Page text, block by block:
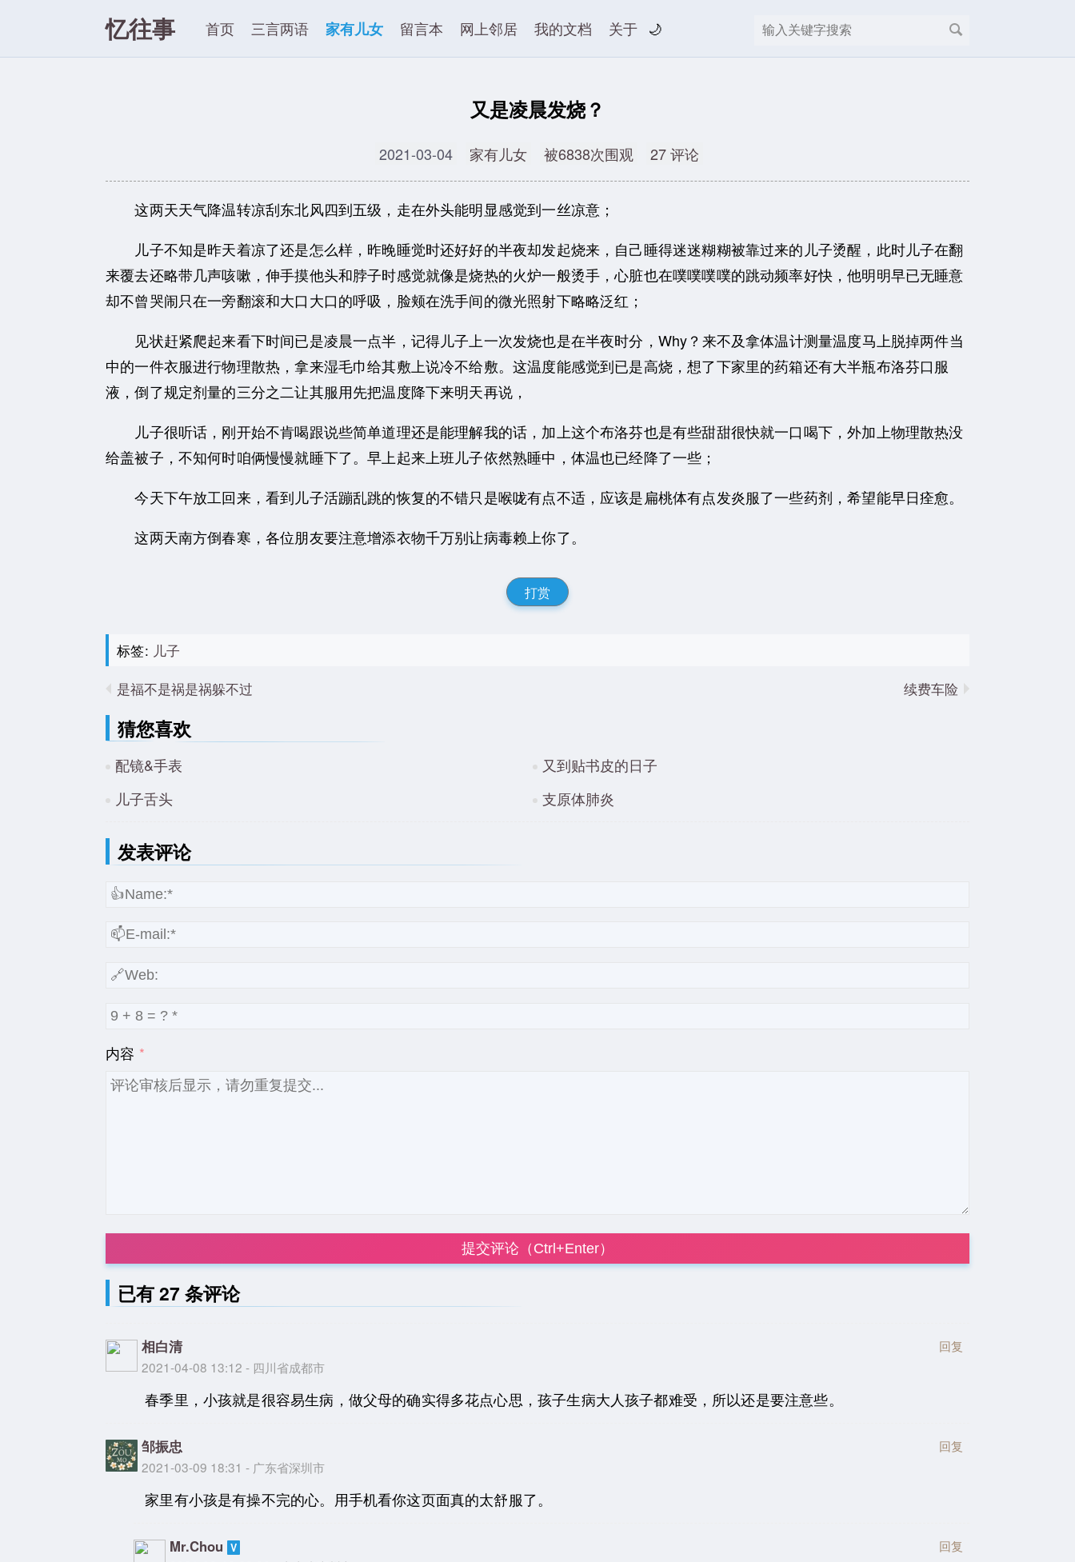
忆往事 首页 三言两语 家有儿女 留言本 网上邻居 我的文档 关于 🌙
又是凌晨发烧？
2021-03-04 家有儿女 被6838次围观 27 评论
这两天天气降温转凉刮东北风四到五级，走在外头能明显感觉到一丝凉意；
儿子不知是昨天着凉了还是怎么样，昨晚睡觉时还好好的半夜却发起烧来，自己睡得迷迷糊糊被靠过来的儿子烫醒，此时儿子在翻
来覆去还略带几声咳嗽，伸手摸他头和脖子时感觉就像是烧热的火炉一般烫手，心脏也在噗噗噗噗的跳动频率好快，他明明早已无睡意
却不曾哭闹只在一旁翻滚和大口大口的呼吸，脸颊在洗手间的微光照射下略略泛红；
见状赶紧爬起来看下时间已是凌晨一点半，记得儿子上一次发烧也是在半夜时分，Why？来不及拿体温计测量温度马上脱掉两件当
中的一件衣服进行物理散热，拿来湿毛巾给其敷上说冷不给敷。这温度能感觉到已是高烧，想了下家里的药箱还有大半瓶布洛芬口服
液，倒了规定剂量的三分之二让其服用先把温度降下来明天再说，
儿子很听话，刚开始不肯喝跟说些简单道理还是能理解我的话，加上这个布洛芬也是有些甜甜很快就一口喝下，外加上物理散热没
给盖被子，不知何时咱俩慢慢就睡下了。早上起来上班儿子依然熟睡中，体温也已经降了一些；
今天下午放工回来，看到儿子活蹦乱跳的恢复的不错只是喉咙有点不适，应该是扁桃体有点发炎服了一些药剂，希望能早日痊愈。
这两天南方倒春寒，各位朋友要注意增添衣物千万别让病毒赖上你了。
打赏
标签: 儿子
是福不是祸是祸躲不过
续费车险
猜您喜欢
配镜&手表
又到贴书皮的日子
儿子舌头
支原体肺炎
发表评论
内容
提交评论（Ctrl+Enter）
已有 27 条评论
相白清
2021-04-08 13:12 - 四川省成都市
回复
春季里，小孩就是很容易生病，做父母的确实得多花点心思，孩子生病大人孩子都难受，所以还是要注意些。
邹振忠
2021-03-09 18:31 - 广东省深圳市
回复
家里有小孩是有操不完的心。用手机看你这页面真的太舒服了。
Mr.Chou 回复